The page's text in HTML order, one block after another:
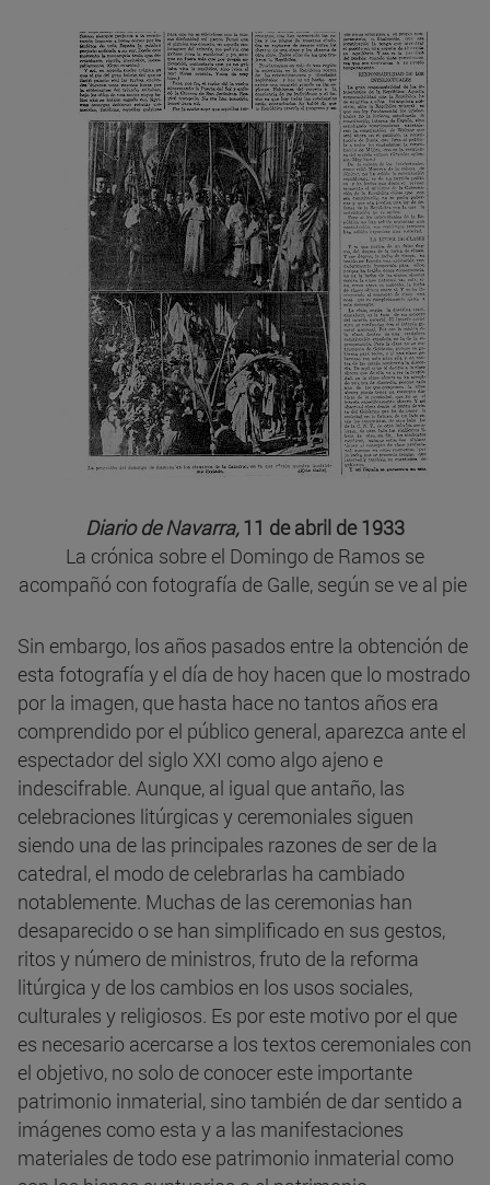
Diario de Navarra,11 de abril de 1933
La crónica sobre el Domingo de Ramos se
acompañó con fotografía de Galle, según se ve al pie
Sin embargo, los años pasados entre la obtención de
esta fotografía y el día de hoy hacen que lo mostrado
por la imagen, que hasta hace no tantos años era
comprendido por el público general, aparezca ante el
espectador del siglo XXI como algo ajeno e
indescifrable. Aunque, al igual que antaño, las
celebraciones litúrgicas y ceremoniales siguen
siendo una de las principales razones de ser de la
catedral, el modo de celebrarlas ha cambiado
notablemente. Muchas de las ceremonias han
desaparecido o se han simplificado en sus gestos,
ritos y número de ministros, fruto de la reforma
litúrgica y de los cambios en los usos sociales,
culturales y religiosos. Es por este motivo por el que
es necesario acercarse a los textos ceremoniales con
el objetivo, no solo de conocer este importante
patrimonio inmaterial, sino también de dar sentido a
imágenes como esta y a las manifestaciones
materiales de todo ese patrimonio inmaterial como